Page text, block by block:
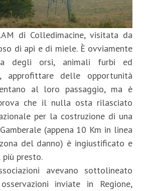
di Colledimacine, visitata da
di api e di miele. È ovviamente
degli orsi, animali furbi ed
approfittare delle opportunità
al loro passaggio, ma è
che il nulla osta rilasciato
per la costruzione di una
(appena 10 Km in linea
del danno) è ingiustificato e
presto.
avevano sottolineato
inviate in Regione,